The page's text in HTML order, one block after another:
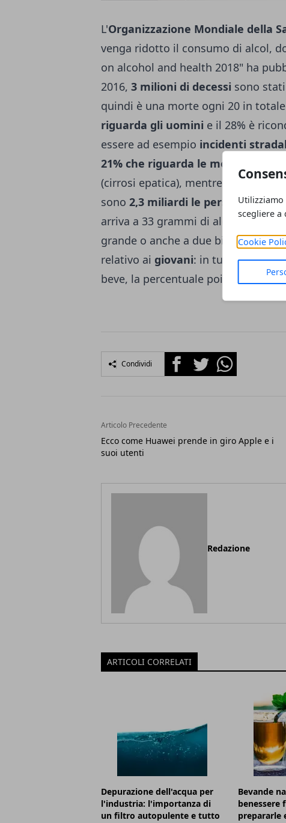
scegliere a
Cookie
L'Organizzazione Mondiale della
venga ridotto il consumo di alcol,
on alcohol and health 2018" ha
2016, 3 milioni di decessi sono
quindi è una morte ogni 20 in
riguarda gli uomini e il 28% è
essere ad esempio incidenti
21% che riguarda le morti per
(cirrosi epatica), mentre il 19% è
sono 2,3 miliardi le persone che
arriva a 33 grammi di alcol puro
grande o anche a due bicchieri di
relativo ai giovani: in tutto il mondo
beve, la percentuale poi sale al 44%
Condividi FacebookTwitterWhatsapp
Articolo Precedente
Ecco come Huawei prende in giro Apple e i
suoi utenti
Redazione
ARTICOLI CORRELATI
Depurazione dell'acqua per
l'industria: l'importanza di
un filtro autopulente e tutto
Bevande
benessere
prepararle